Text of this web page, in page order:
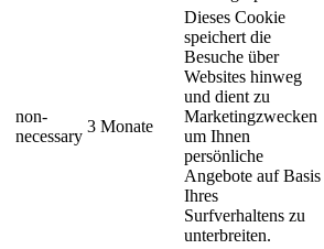
non-
necessary
3 Monate
Dieses Cookie
speichert die
Besuche über
Websites hinweg
und dient zu
Marketingzwecken
um Ihnen
persönliche
Angebote auf Basis
Ihres
Surfverhaltens zu
unterbreiten.